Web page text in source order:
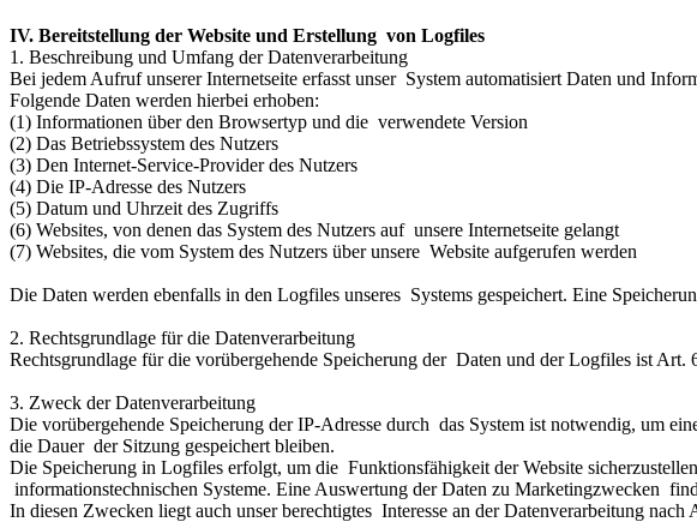
IV. Bereitstellung der Website und Erstellung von Logfiles
1. Beschreibung und Umfang der Datenverarbeitung
Bei jedem Aufruf unserer Internetseite erfasst unser System automatisiert Daten und
Folgende Daten werden hierbei erhoben:
(1) Informationen über den Browsertyp und die verwendete Version
(2) Das Betriebssystem des Nutzers
(3) Den Internet-Service-Provider des Nutzers
(4) Die IP-Adresse des Nutzers
(5) Datum und Uhrzeit des Zugriffs
(6) Websites, von denen das System des Nutzers auf unsere Internetseite gelangt
(7) Websites, die vom System des Nutzers über unsere Website aufgerufen werden
Die Daten werden ebenfalls in den Logfiles unseres Systems gespeichert. Eine
2. Rechtsgrundlage für die Datenverarbeitung
Rechtsgrundlage für die vorübergehende Speicherung der Daten und der Logfiles ist
3. Zweck der Datenverarbeitung
Die vorübergehende Speicherung der IP-Adresse durch das System ist notwendig, um
die Dauer der Sitzung gespeichert bleiben.
Die Speicherung in Logfiles erfolgt, um die Funktionsfähigkeit der Website
informationstechnischen Systeme. Eine Auswertung der Daten zu Marketingzwecken
In diesen Zwecken liegt auch unser berechtigtes Interesse an der Datenverarbeitung